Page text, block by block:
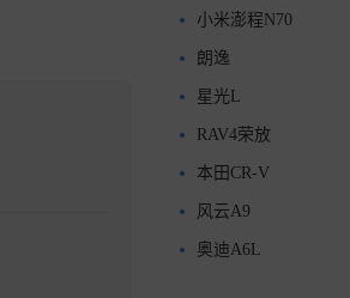
小米澎程N70
朗逸
星光L
RAV4荣放
本田CR-V
风云A9
奥迪A6L